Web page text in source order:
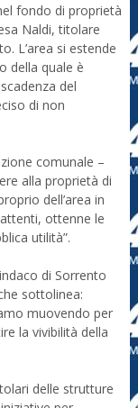
fondo di proprietà
Naldi, titolare
L’area si estende
della quale è
del
di non
comunale –
alla proprietà di
dell’area in
ottenne le
utilità”.
di Sorrento
sottolinea:
muovendo per
la vivibilità della
delle strutture